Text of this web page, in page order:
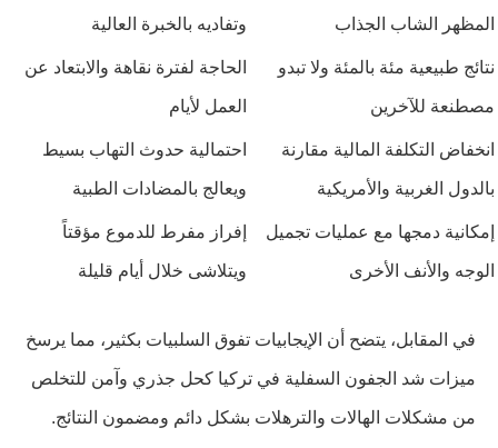
المظهر الشاب الجذاب وتفاديه بالخبرة العالية
نتائج طبيعية مئة بالمئة ولا تبدو
مصطنعة للآخرين
الحاجة لفترة نقاهة والابتعاد عن
العمل لأيام
انخفاض التكلفة المالية مقارنة
بالدول الغربية والأمريكية
احتمالية حدوث التهاب بسيط
ويعالج بالمضادات الطبية
إمكانية دمجها مع عمليات تجميل
الوجه والأنف الأخرى
إفراز مفرط للدموع مؤقتاً
ويتلاشى خلال أيام قليلة
في المقابل، يتضح أن الإيجابيات تفوق السلبيات بكثير، مما يرسخ
ميزات شد الجفون السفلية في تركيا كحل جذري وآمن للتخلص
من مشكلات الهالات والترهلات بشكل دائم ومضمون النتائج.